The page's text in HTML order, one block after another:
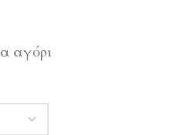
αγόρι